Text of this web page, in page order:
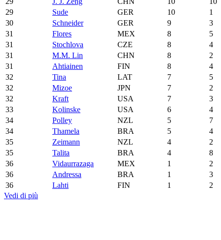
29
Sude GER 10
1
30
Schneider GER 9
3
31
Flores MEX 8
5
31
Stochlova CZE 8
4
31
M.M. Lin CHN 8
2
31
Ahtiainen FIN 8
4
32
Tina LAT 7
5
32
Mizoe JPN 7
2
32
Kraft USA 7
3
33
Kolinske USA 6
4
34
Polley NZL 5
7
34
Thamela BRA 5
4
35
Zeimann NZL 4
2
35
Talita BRA 4
8
36
Vidaurrazaga MEX 1
2
36
Andressa BRA 1
3
36
Lahti FIN 1
2
Vedi di più